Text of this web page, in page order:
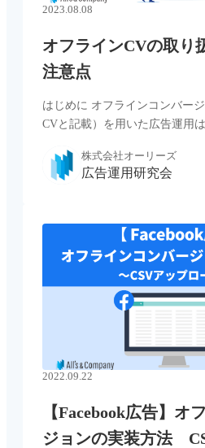
2023.08.08
オフラインCVの取り
注意点
はじめに オフラインコンバー
CVと記載）を用いた広告運用
把握するのに有用です。オー
の活用にも取り組んで […...
株式会社オーリーズ
広告運用研究会
2022.09.22
【Facebook広告】オ
ジョンの実装方法